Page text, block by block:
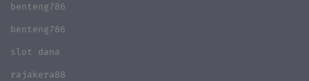
benteng786
benteng786
slot dana
rajakera88